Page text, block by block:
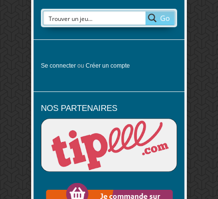
Go
Se connecter ou Créer un compte
NOS PARTENAIRES